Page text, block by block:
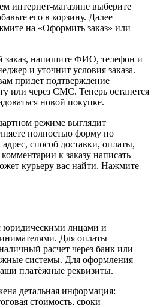
интернет-магазине выберите
его в корзину. Далее
на «Оформить заказ» или
заказ, напишите ФИО, телефон и
и уточнит условия заказа.
придет подтверждение
или через СМС. Теперь останется
новой покупке.
режиме выглядит
полностью форму по
способ доставки, оплаты,
к заказу написать
курьеру вас найти. Нажмите
юридическими лицами и
Для оплаты
расчет через банк или
системы. Для оформления
платёжные реквизиты.
детальная информация:
стоимость, сроки